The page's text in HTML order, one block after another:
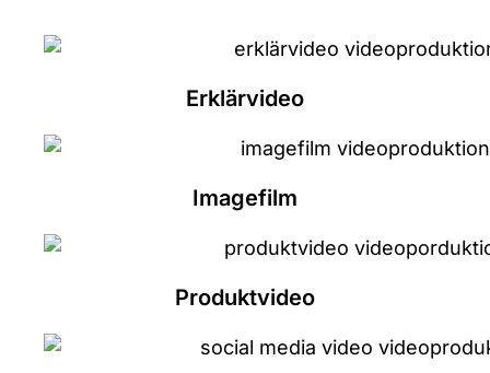
Erklärvideo
Imagefilm
Produktvideo